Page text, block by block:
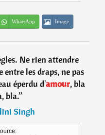
WhatsApp Image
Ne rien attendre
entre les draps, ne pas
éperdu d'amour, bla
bla.”
Singh